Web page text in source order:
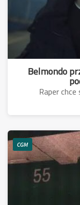
Belmondo
Raper
CGM